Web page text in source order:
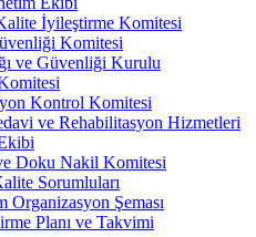
İyileştirme Komitesi
Komitesi
ve Güvenliği Kurulu
Kontrol Komitesi
ve Rehabilitasyon Hizmetleri
Doku Nakil Komitesi
Sorumluları
Organizasyon Şeması
Planı ve Takvimi